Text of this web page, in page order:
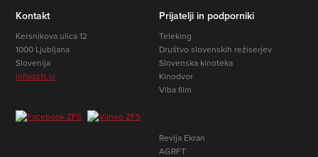
Kontakt
Kersnikova ulica 12
1000 Ljubljana
Slovenija
info@zfs.si
Prijatelji in podporniki
Teleking
Društvo slovenskih režiserjev
Slovenska kinoteka
Kinodvor
Viba film
Revija Ekran
AGRFT